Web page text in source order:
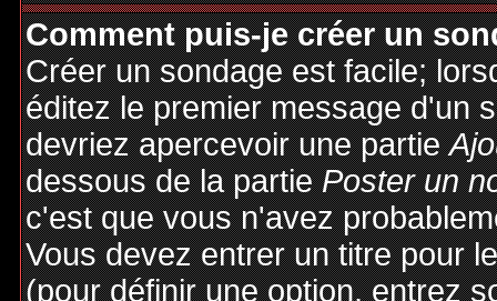
Comment puis-je créer un
Créer un sondage est facile;
éditez le premier message d'un
devriez apercevoir une partie
dessous de la partiePoster un
c'est que vous n'avez
Vous devez entrer un titre pour
(pour définir une option, entrez